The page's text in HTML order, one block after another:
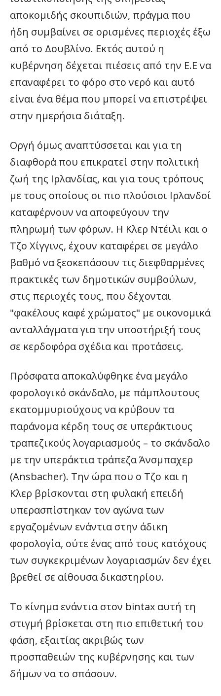
αποκομιδής σκουπιδιών, πράγμα που
ήδη συμβαίνει σε ορισμένες περιοχές έξω
από το Δουβλίνο. Εκτός αυτού η
κυβέρνηση δέχεται πιέσεις από την Ε.Ε να
επαναφέρει το φόρο στο νερό και αυτό
είναι ένα θέμα που μπορεί να επιστρέψει
στην ημερήσια διάταξη.
Οργή όμως αναπτύσσεται και για τη
διαφθορά που επικρατεί στην πολιτική
ζωή της Ιρλανδίας, και για τους τρόπους
με τους οποίους οι πιο πλούσιοι Ιρλανδοί
καταφέρνουν να αποφεύγουν την
πληρωμή των φόρων. Η Κλερ Ντέιλι και ο
Τζο Χίγγινς, έχουν καταφέρει σε μεγάλο
βαθμό να ξεσκεπάσουν τις διεφθαρμένες
πρακτικές των δημοτικών συμβούλων,
στις περιοχές τους, που δέχονται
"φακέλους καφέ χρώματος" με οικονομικά
ανταλλάγματα για την υποστήριξή τους
σε κερδοφόρα σχέδια και προτάσεις.
Πρόσφατα αποκαλύφθηκε ένα μεγάλο
φορολογικό σκάνδαλο, με πάμπλουτους
εκατομμυριούχους να κρύβουν τα
παράνομα κέρδη τους σε υπεράκτιους
τραπεζικούς λογαριασμούς – το σκάνδαλο
με την υπεράκτια τράπεζα Άνσμπαχερ
(Ansbacher). Την ώρα που ο Τζο και η
Κλερ βρίσκονται στη φυλακή επειδή
υπερασπίστηκαν τον αγώνα των
εργαζομένων ενάντια στην άδικη
φορολογία, ούτε ένας από τους κατόχους
των συγκεκριμένων λογαριασμών δεν έχει
βρεθεί σε αίθουσα δικαστηρίου.
Το κίνημα ενάντια στον bintax αυτή τη
στιγμή βρίσκεται στη πιο επιθετική του
φάση, εξαιτίας ακριβώς των
προσπαθειών της κυβέρνησης και των
δήμων να το σπάσουν.